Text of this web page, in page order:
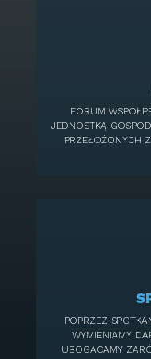
FORUM
JEDNOSTKĄ
PRZEŁOŻONYCH
POPRZEZ
WYMIENIAMY
UBOGACAMY